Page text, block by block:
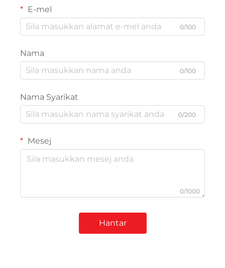
E-mel
0/100
Nama
0/100
Nama Syarikat
0/200
Mesej
0/1000
Hantar